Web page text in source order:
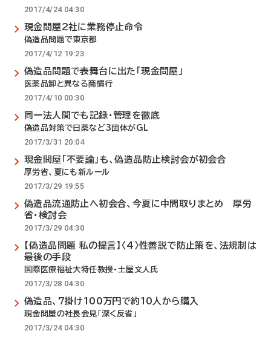
2017/4/24 04:30
現金問屋2社に業務停止命令
偽造品問題で東京都
2017/4/12 19:23
偽造品問題で表舞台に出た「現金問屋」
医薬品卸と異なる商慣行
2017/4/10 00:30
同一法人間でも記録・管理を徹底
偽造品対策で日薬など3団体がGL
2017/3/31 20:04
現金問屋「不要論」も、偽造品防止検討会が初会合
厚労省、夏にも新ルール
2017/3/29 19:55
偽造品流通防止へ初会合、今夏に中間取りまとめ 厚労
省・検討会
2017/3/29 04:30
【偽造品問題 私の提言】〈4〉性善説で防止策を、法規制は
最後の手段
国際医療福祉大特任教授・土屋文人氏
2017/3/28 04:30
偽造品、7掛け100万円で約10人から購入
現金問屋の社長会見「深く反省」
2017/3/24 04:30